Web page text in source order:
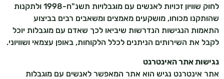
לחוק שוויון זכויות לאנשים עם מוגבלויות תשנ"ח-1998 ולתקנות
שהותקנו מכוחו, מושקעים מאמצים ומשאבים רבים בביצוע
התאמות הנגישות הנדרשות שיביאו לכך שאדם עם מוגבלות יוכל
לקבל את השירותים הניתנים לכלל הלקוחות, באופן עצמאי ושוויוני.
נגישות אתר האינטרנט
אתר אינטרנט נגיש הוא אתר המאפשר לאנשים עם מוגבלות